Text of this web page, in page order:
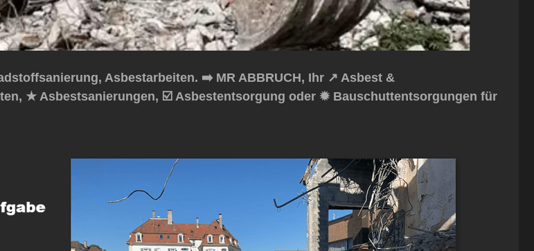
Asbestarbeiten. ➡️ MR ABBRUCH, Ihr ↗️ Asbest &
★ Asbestsanierungen, ☑️ Asbestentsorgung oder ✹ Bauschuttentsorgungen für